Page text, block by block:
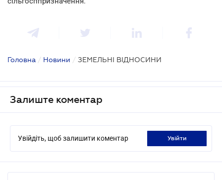
Головна / Новини / ЗЕМЕЛЬНІ ВІДНОСИНИ
Залиште коментар
Увійдіть, щоб залишити коментар увійти